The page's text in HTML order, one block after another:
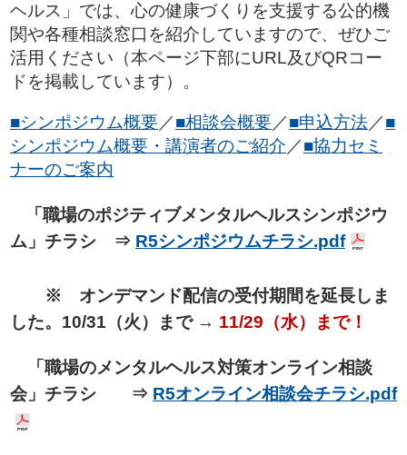
ヘルス」では、心の健康づくりを支援する公的機
関や各種相談窓口を紹介していますので、ぜひご
活用ください（本ページ下部にURL及びQRコー
ドを掲載しています）。
■シンポジウム概要／■相談会概要／■申込方法／■
シンポジウム概要・講演者のご紹介 ／■協力セミ
ナーのご案内
「職場のポジティブメンタルヘルスシンポジウ
ム」チラシ ⇒ R5シンポジウムチラシ.pdf
※ オンデマンド配信の受付期間を延長しま
した。10/31（火）まで → 11/29（水）まで！
「職場のメンタルヘルス対策オンライン相談
会」チラシ ⇒ R5オンライン相談会チラシ.pdf